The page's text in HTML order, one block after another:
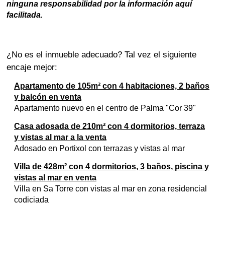
ninguna responsabilidad por la información aquí
facilitada.
¿No es el inmueble adecuado? Tal vez el siguiente
encaje mejor:
Apartamento de 105m² con 4 habitaciones, 2 baños
y balcón en venta
Apartamento nuevo en el centro de Palma "Cor 39"
Casa adosada de 210m² con 4 dormitorios, terraza
y vistas al mar a la venta
Adosado en Portixol con terrazas y vistas al mar
Villa de 428m² con 4 dormitorios, 3 baños, piscina y
vistas al mar en venta
Villa en Sa Torre con vistas al mar en zona residencial
codiciada